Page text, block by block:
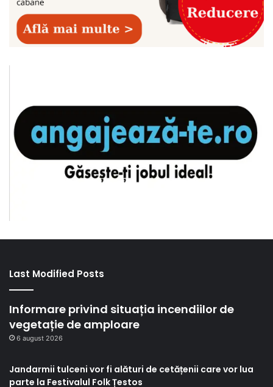
Last Modified Posts
Informare privind situația incendiilor de
vegetație de amploare
6 august 2026
Jandarmii tulceni vor fi alături de cetățenii care vor lua
parte la Festivalul Folk Țestos